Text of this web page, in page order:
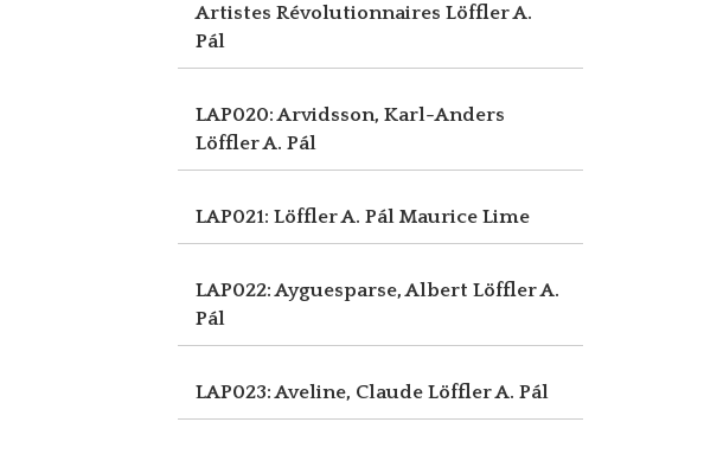
Artistes Révolutionnaires Löffler A.
Pál
LAP020: Arvidsson, Karl-Anders
Löffler A. Pál
LAP021: Löffler A. Pál Maurice Lime
LAP022: Ayguesparse, Albert Löffler A.
Pál
LAP023: Aveline, Claude Löffler A. Pál